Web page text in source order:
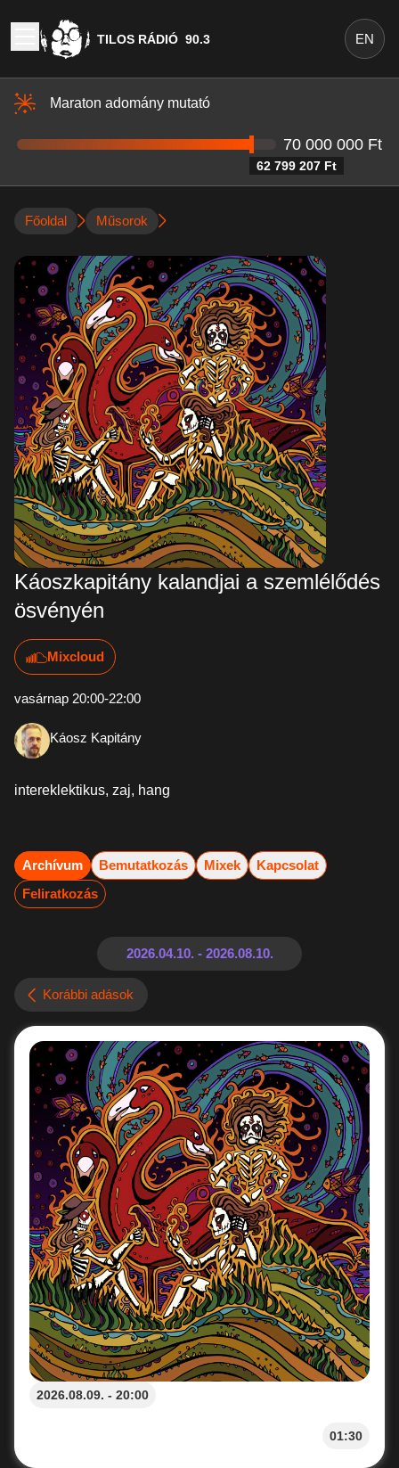
TILOS RÁDIÓ 90.3 EN
Maraton adomány mutató
62 799 207 Ft
70 000 000 Ft
Főoldal Műsorok
Káoszkapitány kalandjai a szemlélődés
ösvényén
Mixcloud
vasárnap 20:00-22:00
Káosz Kapitány
intereklektikus, zaj, hang
Archívum Bemutatkozás Mixek
Kapcsolat
Feliratkozás
Korábbi adások
2026.08.09. - 20:00
01:30